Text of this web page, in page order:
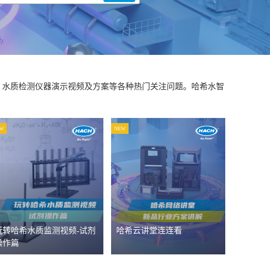
质检测仪器演示视频及方案等各种热门关注问题。哈希水智
转哈希水质监测视频-试剂
作篇
哈希云讲堂连连看
NEW